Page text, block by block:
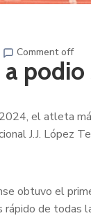
Comment off
a podio
el atleta
J.J. López
obtuvo el
de todas